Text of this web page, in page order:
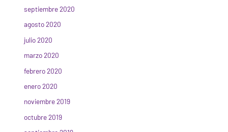
septiembre 2020
agosto 2020
julio 2020
marzo 2020
febrero 2020
enero 2020
noviembre 2019
octubre 2019